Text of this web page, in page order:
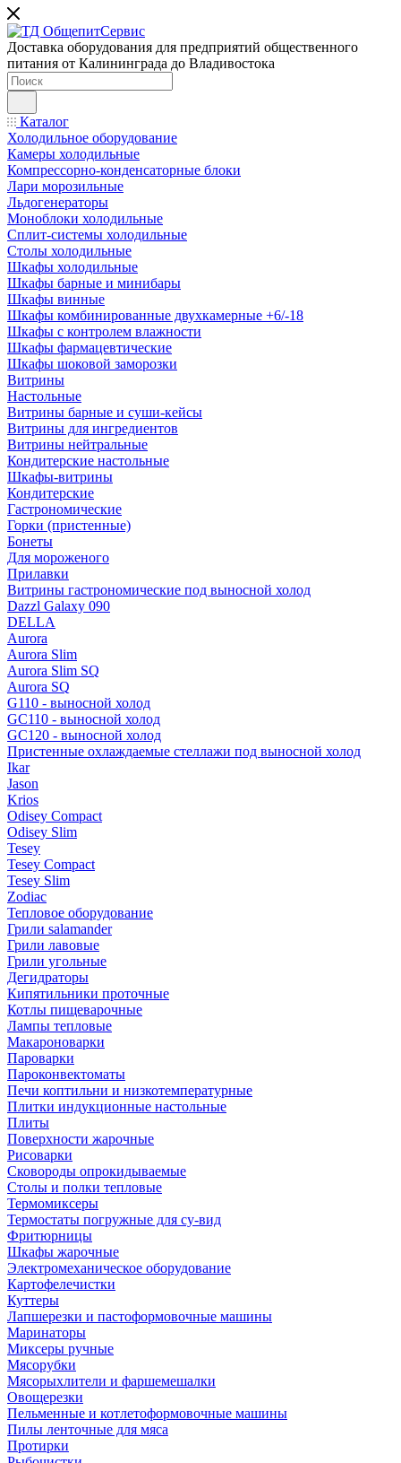
Доставка оборудования для предприятий общественного
питания от Калининграда до Владивостока
Каталог
Холодильное оборудование
Камеры холодильные
Компрессорно-конденсаторные блоки
Лари морозильные
Льдогенераторы
Моноблоки холодильные
Сплит-системы холодильные
Столы холодильные
Шкафы холодильные
Шкафы барные и минибары
Шкафы винные
Шкафы комбинированные двухкамерные +6/-18
Шкафы с контролем влажности
Шкафы фармацевтические
Шкафы шоковой заморозки
Витрины
Настольные
Витрины барные и суши-кейсы
Витрины для ингредиентов
Витрины нейтральные
Кондитерские настольные
Шкафы-витрины
Кондитерские
Гастрономические
Горки (пристенные)
Бонеты
Для мороженого
Прилавки
Витрины гастрономические под выносной холод
Dazzl Galaxy 090
DELLA
Aurora
Aurora Slim
Aurora Slim SQ
Aurora SQ
G110 - выносной холод
GC110 - выносной холод
GC120 - выносной холод
Пристенные охлаждаемые стеллажи под выносной холод
Ikar
Jason
Krios
Odisey Compact
Odisey Slim
Tesey
Tesey Compact
Tesey Slim
Zodiac
Тепловое оборудование
Грили salamander
Грили лавовые
Грили угольные
Дегидраторы
Кипятильники проточные
Котлы пищеварочные
Лампы тепловые
Макароноварки
Пароварки
Пароконвектоматы
Печи коптильни и низкотемпературные
Плитки индукционные настольные
Плиты
Поверхности жарочные
Рисоварки
Сковороды опрокидываемые
Столы и полки тепловые
Термомиксеры
Термостаты погружные для су-вид
Фритюрницы
Шкафы жарочные
Электромеханическое оборудование
Картофелечистки
Куттеры
Лапшерезки и пастоформовочные машины
Маринаторы
Миксеры ручные
Мясорубки
Мясорыхлители и фаршемешалки
Овощерезки
Пельменные и котлетоформовочные машины
Пилы ленточные для мяса
Протирки